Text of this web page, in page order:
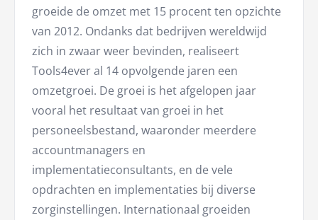
groeide de omzet met 15 procent ten opzichte
van 2012. Ondanks dat bedrijven wereldwijd
zich in zwaar weer bevinden, realiseert
Tools4ever al 14 opvolgende jaren een
omzetgroei. De groei is het afgelopen jaar
vooral het resultaat van groei in het
personeelsbestand, waaronder meerdere
accountmanagers en
implementatieconsultants, en de vele
opdrachten en implementaties bij diverse
zorginstellingen. Internationaal groeiden